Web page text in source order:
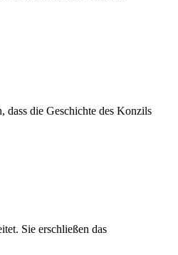
dass die Geschichte des Konzils
Sie erschließen das